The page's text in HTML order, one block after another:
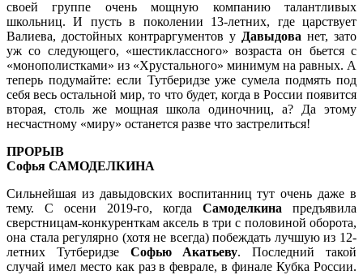
своей группе очень мощную компанию талантливых
школьниц. И пусть в поколении 13-летних, где царствует
Валиева, достойных контраргументов у Давыдова нет, зато
уж со следующего, «шестиклассного» возраста он бьется с
«монополистками» из «Хрустального» минимум на равных. А
теперь подумайте: если Тутберидзе уже сумела подмять под
себя весь остальной мир, то что будет, когда в России появится
вторая, столь же мощная школа одиночниц, а? Да этому
несчастному «миру» останется разве что застрелиться!
ПРОРЫВ
Софья САМОДЕЛКИНА
Сильнейшая из давыдовских воспитанниц тут очень даже в
тему. С осени 2019-го, когда Самоделкина предъявила
сверстницам-конкуренткам аксель в три с половиной оборота,
она стала регулярно (хотя не всегда) побеждать лучшую из 12-
летних Тутберидзе Софью Акатьеву. Последний такой
случай имел место как раз в феврале, в финале Кубка России.